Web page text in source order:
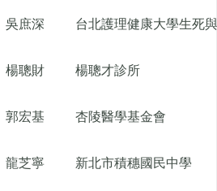
吳庶深 台北護理健康大學生死
楊聰財 楊聰才診所
郭宏基 杏陵醫學基金會
龍芝寧 新北市積穗國民中學